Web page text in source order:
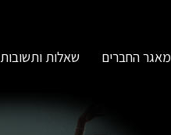
מאגר החברים שאלות ותשובות